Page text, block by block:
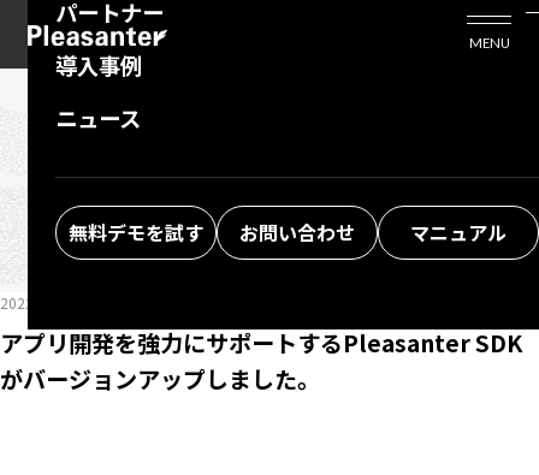
活用シーン
Enterprise Edition
パートナー
プリザンタービジネスを検討中の方
導入事例
ニュース
無料デモを試す お問い合わせ マニュアル
MENU
ニュース＆ブログ
2022/02/16
アプリ開発を強力にサポートするPleasanter SDK
がバージョンアップしました。